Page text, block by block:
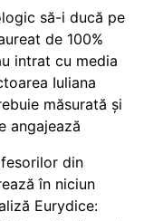
să-i ducă pe
de 100%
intrat cu media
Iuliana
măsurată și
angajează
din
în niciun
Eurydice: